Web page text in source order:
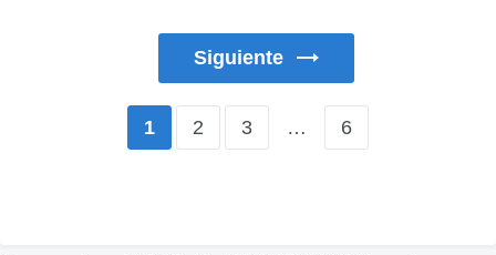
Siguiente
1 2 3 … 6